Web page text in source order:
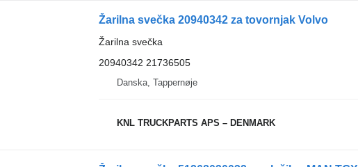
Žarilna svečka 20940342 za tovornjak Volvo
Žarilna svečka
20940342 21736505
Danska, Tappernøje
KNL TRUCKPARTS APS – DENMARK